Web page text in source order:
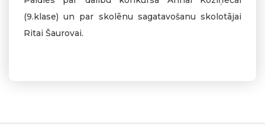
(9.klase) un par skolēnu sagatavošanu skolotājai
Ritai Šaurovai.